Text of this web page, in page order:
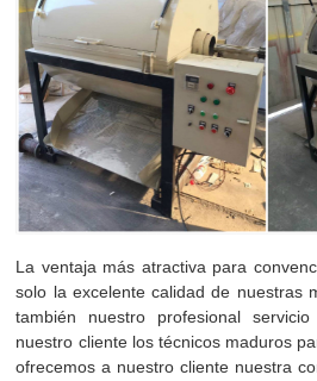
La ventaja más atractiva para
solo la excelente calidad de nuestras
también nuestro profesional
nuestro cliente los técnicos maduros
ofrecemos a nuestro cliente nuestra